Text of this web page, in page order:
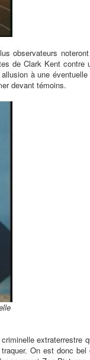
observateurs
de Clark Kent contre
à une éventuelle
devant témoins.
extraterrestre
On est donc bel